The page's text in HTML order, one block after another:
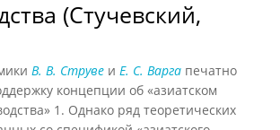
(Стучевский,
В. В. Струве и Е. С. Варга печатно
концепции об «азиатском
1 . Однако ряд теоретических